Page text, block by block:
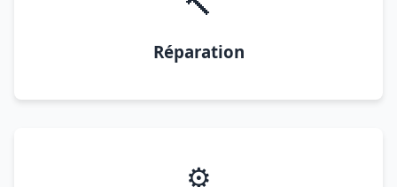
Réparation
⚙️